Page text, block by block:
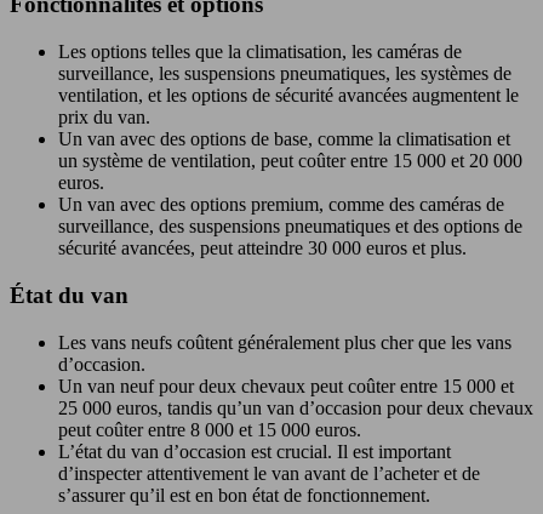
Les options telles que la climatisation, les caméras de
surveillance, les suspensions pneumatiques, les systèmes de
ventilation, et les options de sécurité avancées augmentent le
prix du van.
Un van avec des options de base, comme la climatisation et
un système de ventilation, peut coûter entre 15 000 et 20 000
euros.
Un van avec des options premium, comme des caméras de
surveillance, des suspensions pneumatiques et des options de
sécurité avancées, peut atteindre 30 000 euros et plus.
État du van
Les vans neufs coûtent généralement plus cher que les vans
d’occasion.
Un van neuf pour deux chevaux peut coûter entre 15 000 et
25 000 euros, tandis qu’un van d’occasion pour deux chevaux
peut coûter entre 8 000 et 15 000 euros.
L’état du van d’occasion est crucial. Il est important
d’inspecter attentivement le van avant de l’acheter et de
s’assurer qu’il est en bon état de fonctionnement.